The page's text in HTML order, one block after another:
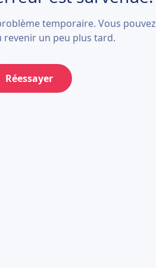
temporaire. Vous pouvez
revenir un peu plus tard.
Réessayer